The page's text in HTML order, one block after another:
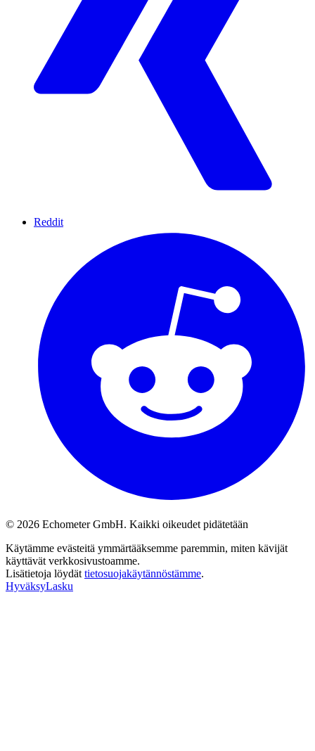
Reddit
© 2026 Echometer GmbH. Kaikki oikeudet pidätetään
Käytämme evästeitä ymmärtääksemme paremmin, miten kävijät
käyttävät verkkosivustoamme.
Lisätietoja löydät tietosuojakäytännöstämme.
HyväksyLasku